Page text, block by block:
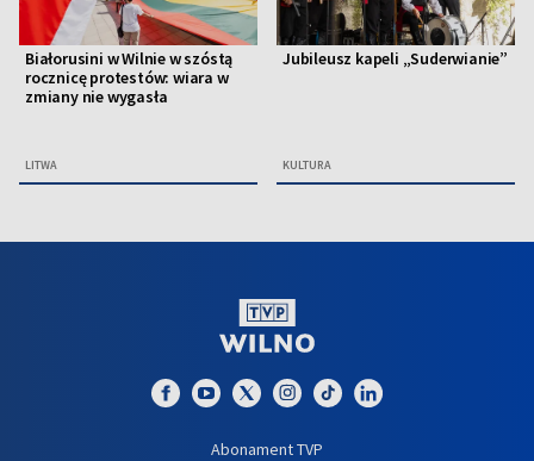
Białorusini w Wilnie w szóstą
rocznicę protestów: wiara w
zmiany nie wygasła
LITWA
Jubileusz kapeli „Suderwianie”
KULTURA
Abonament TVP